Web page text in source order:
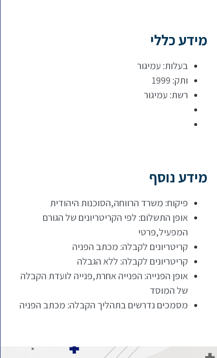
מידע כללי
בעלות: עמיגור
ותק: 1999
רשת: עמיגור
מידע נוסף
פיקוח: משרד הרווחה,הסוכנות היהודית
אופן התשלום: לפי הקריטריונים של הגורם
המפעיל,פרטי
קריטריונים לקבלה: מכתב הפניה
קריטריונים לקבלה: ללא הגבלה
אופן הפנייה: הפנייה אחרת,פנייה לועדת הקבלה
של המוסד
מסמכים נדרשים בתהליך הקבלה: מכתב הפניה